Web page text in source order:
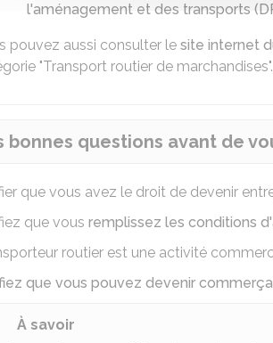
l'aménagement et des transports
pouvez aussi consulter le site internet
"Transport routier de marchandises".
bonnes questions avant de
que vous avez le droit de devenir
que vous remplissez les conditions
routier est une activité
que vous pouvez devenir
À savoir